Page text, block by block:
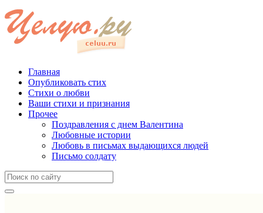
Главная
Опубликовать стих
Стихи о любви
Ваши стихи и признания
Прочее
Поздравления с днем Валентина
Любовные истории
Любовь в письмах выдающихся людей
Письмо солдату